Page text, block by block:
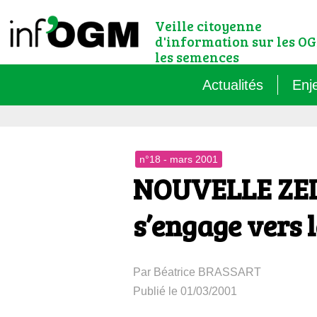
Veille citoyenne
d'information sur les
les semences
Actualités
Le
n°18 - mars 2001
NOUVELLE
s’engage vers
Par Béatrice BRASSART
Publié le 01/03/2001